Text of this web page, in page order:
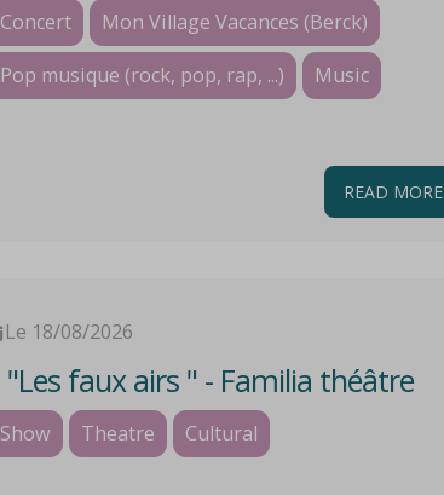
Concert
Mon Village Vacances (Berck)
Pop musique (rock, pop, rap, ...)
Music
READ MORE
Le 18/08/2026
"Les faux airs " - Familia théâtre
Show Theatre Cultural